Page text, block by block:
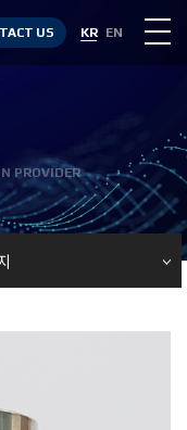
US KR EN
PROVIDER